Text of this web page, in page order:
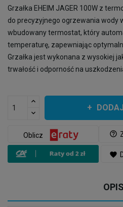
Grzałka EHEIM JAGER 100W z
do precyzyjnego ogrzewania wody
wbudowany termostat, który
temperaturę, zapewniając
Grzałka jest wykonana z wysokiej
trwałość i odporność na
help_outline
Oblicz
favorite
OPIS